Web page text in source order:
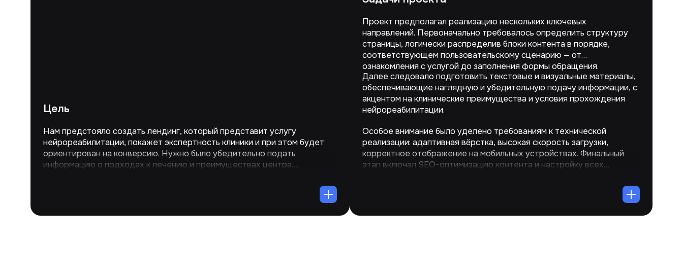
Цель
Нам предстояло создать лендинг, который представит услугу
нейрореабилитации, покажет экспертность клиники и при этом будет
ориентирован на конверсию. Нужно было убедительно подать
информацию о подходах к лечению и преимуществах центра,
Проект предполагал реализацию нескольких ключевых
направлений. Первоначально требовалось определить структуру
страницы, логически распределив блоки контента в порядке,
соответствующем пользовательскому сценарию — от
ознакомления с услугой до заполнения формы обращения.
Далее следовало подготовить текстовые и визуальные материалы,
обеспечивающие наглядную и убедительную подачу информации, с
акцентом на клинические преимущества и условия прохождения
нейрореабилитации.
Особое внимание было уделено требованиям к технической
реализации: адаптивная вёрстка, высокая скорость загрузки,
корректное отображение на мобильных устройствах. Финальный
этап включал SEO-оптимизацию контента и настройку всех